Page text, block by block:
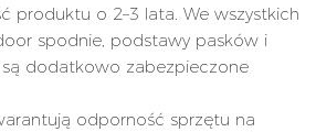
produktu o 2–3 lata. We wszystkich
spodnie, podstawy pasków i
dodatkowo zabezpieczone
odporność sprzętu na